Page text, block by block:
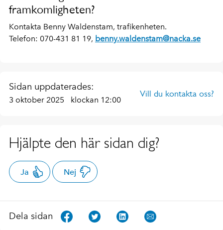
framkomligheten?
Kontakta Benny Waldenstam, trafikenheten.
Telefon: 070-431 81 19, benny.waldenstam@nacka.se
Sidan uppdaterades:
3 oktober 2025 klockan 12:00
Vill du kontakta oss?
Hjälpte den här sidan dig?
Ja Nej
Dela sidan